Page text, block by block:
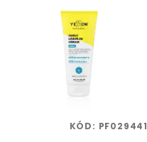
KÓD: PF029441